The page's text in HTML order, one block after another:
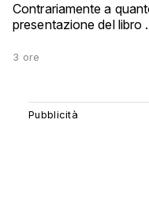
Contrariamente a
presentazione del libro
3 ore